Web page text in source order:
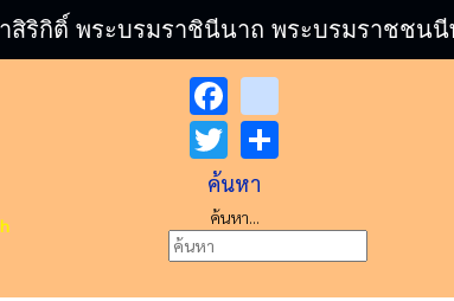
สิริกิติ์ พระบรมราชินีนาถ พระบรมราชชน
Facebook
Twitter
ค้นหา
ค้นหา...